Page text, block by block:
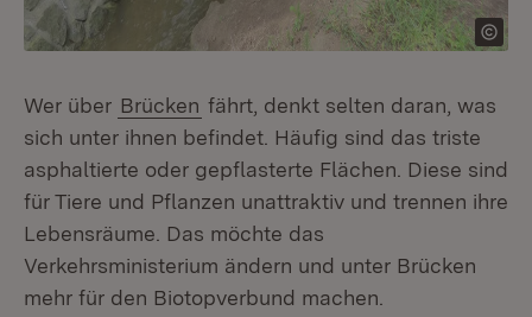
Wer über Brücken fährt, denkt selten daran, was
sich unter ihnen befindet. Häufig sind das triste
asphaltierte oder gepflasterte Flächen. Diese sind
für Tiere und Pflanzen unattraktiv und trennen ihre
Lebensräume. Das möchte das
Verkehrsministerium ändern und unter Brücken
mehr für den Biotopverbund machen.